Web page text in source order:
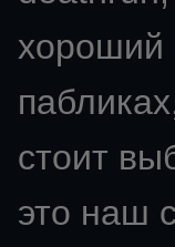
хороший
стоит
это наш